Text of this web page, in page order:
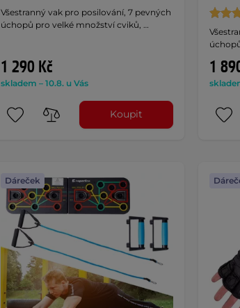
Všestranný vak pro posilování, 7 pevných
úchopů pro velké množství cviků, …
1 290 Kč
skladem – 10.8. u Vás
Koupit
1
Dáreček